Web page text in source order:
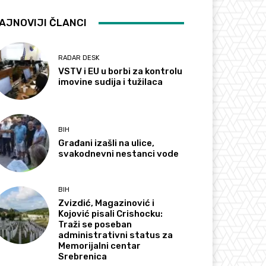
ČLANCI
RADAR DESK
VSTV i EU u borbi za kontrolu
imovine sudija i tužilaca
BIH
Građani izašli na ulice,
svakodnevni nestanci vode
BIH
Zvizdić, Magazinović i
Kojović pisali Crishocku:
Traži se poseban
administrativni status za
Memorijalni centar
Srebrenica